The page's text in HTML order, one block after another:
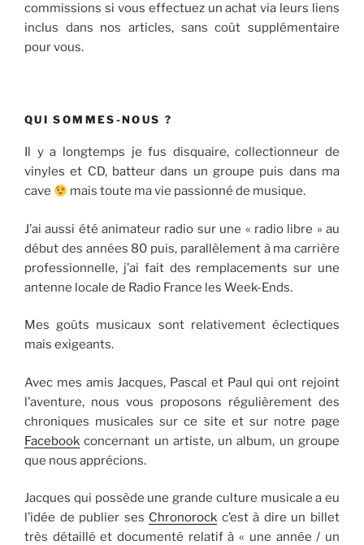
commissions si vous effectuez un achat via leurs liens
inclus dans nos articles, sans coût supplémentaire
pour vous.
QUI SOMMES-NOUS ?
Il y a longtemps je fus disquaire, collectionneur de
vinyles et CD, batteur dans un groupe puis dans ma
cave
mais toute ma vie passionné de musique.
J’ai aussi été animateur radio sur une « radio libre » au
début des années 80 puis, parallèlement à ma carrière
professionnelle, j’ai fait des remplacements sur une
antenne locale de Radio France les Week-Ends.
Mes goûts musicaux sont relativement éclectiques
mais exigeants.
Avec mes amis Jacques, Pascal et Paul qui ont rejoint
l’aventure, nous vous proposons régulièrement des
chroniques musicales sur ce site et sur notre page
Facebook concernant un artiste, un album, un groupe
que nous apprécions.
Jacques qui possède une grande culture musicale a eu
l’idée de publier ses Chronorock c’est à dire un billet
très détaillé et documenté relatif à « une année / un